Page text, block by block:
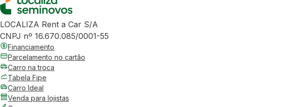
LOCALIZA Rent a Car S/A
CNPJ nº 16.670.085/0001-55
Financiamento
Parcelamento no cartão
Carro na troca
Tabela Fipe
Carro Ideal
Venda para lojistas